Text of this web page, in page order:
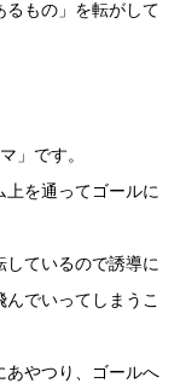
るもの」を転がして
」です。
上を通ってゴールに
しているので誘導に
でいってしまうこ
あやつり、ゴールへ